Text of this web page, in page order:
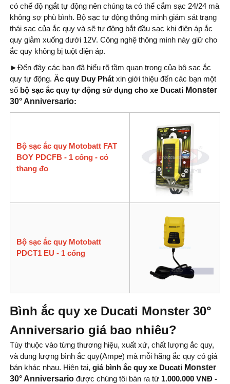
có chế độ ngắt tự động nên chúng ta có thể cắm sạc 24/24 mà
không sợ phù bình. Bộ sạc tự động thông minh giám sát trạng
thái sạc của ắc quy và sẽ tự động bắt đầu sạc khi điện áp ắc
quy giảm xuống dưới 12V. Công nghệ thông minh này giữ cho
ắc quy không bị tuột điện áp.
►Đến đây các bạn đã hiểu rõ tầm quan trọng của bộ sạc ắc
quy tự động. Ắc quy Duy Phát xin giới thiệu đến các bạn một
số bộ sạc ắc quy tự động sử dụng cho xe Ducati Monster
30° Anniversario:
Bộ sạc ắc quy Motobatt FAT
BOY PDCFB - 1 cổng - có
thang đo
Bộ sạc ắc quy Motobatt
PDCT1 EU - 1 cổng
Bình ắc quy xe Ducati Monster 30°
Anniversario giá bao nhiêu?
Tùy thuộc vào từng thương hiệu, xuất xứ, chất lượng ắc quy,
và dung lượng bình ắc quy(Ampe) mà mỗi hãng ắc quy có giá
bán khác nhau. Hiện tại, giá bình ắc quy xe Ducati Monster
30° Anniversario được chúng tôi bán ra từ 1.000.000 VNĐ -